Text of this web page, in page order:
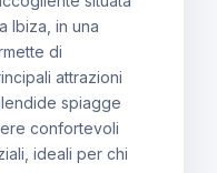
Ibiza, in una
di
attrazioni
spiagge
confortevoli
ideali per chi